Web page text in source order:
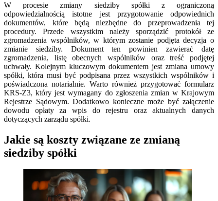
W procesie zmiany siedziby spółki z ograniczoną
odpowiedzialnością istotne jest przygotowanie odpowiednich
dokumentów, które będą niezbędne do przeprowadzenia tej
procedury. Przede wszystkim należy sporządzić protokół ze
zgromadzenia wspólników, w którym zostanie podjęta decyzja o
zmianie siedziby. Dokument ten powinien zawierać datę
zgromadzenia, listę obecnych wspólników oraz treść podjętej
uchwały. Kolejnym kluczowym dokumentem jest zmiana umowy
spółki, która musi być podpisana przez wszystkich wspólników i
poświadczona notarialnie. Warto również przygotować formularz
KRS-Z3, który jest wymagany do zgłoszenia zmian w Krajowym
Rejestrze Sądowym. Dodatkowo konieczne może być załączenie
dowodu opłaty za wpis do rejestru oraz aktualnych danych
dotyczących zarządu spółki.
Jakie są koszty związane ze zmianą
siedziby spółki